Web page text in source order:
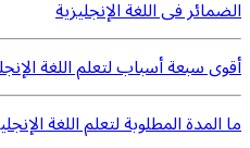
الضمائر فى اللغة الإنجليزية
أقوى سبعة أسباب لتعلم اللغة
ما المدة المطلوبة لتعلم اللغة